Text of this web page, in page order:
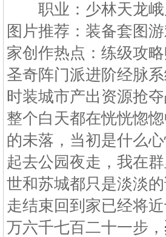
职业：少林天龙峨
图片推荐：装备套图
家创作热点：练级攻
圣奇阵门派进阶经脉
时装城市产出资源抢
整个白天都在恍恍惚
的未落，当初是什么
起去公园夜走，我在
世和苏城都只是淡淡
走结束回到家已经将
万六千七百二十一步，